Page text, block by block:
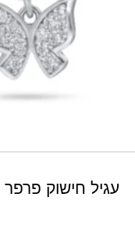
עגיל חישוק פרפר